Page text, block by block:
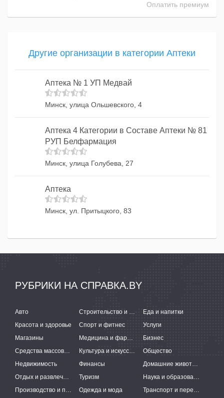
Оплатить премиум
Другие организации в категории Аптеки
Аптека № 1 УП Медвай
Минск, улица Ольшевского, 4
Аптека 4 Категории в Составе Аптеки № 81
РУП Белфармация
Минск, улица Голубева, 27
Аптека
Минск, ул. Притыцкого, 83
РУБРИКИ НА СПРАВКА.BY
Авто Строительство и ремонт
Еда и напитки
Красота и здоровье
Спорт и фитнес
Услуги
Магазины
Медицина и фармацевтика
Бизнес
Средства массовой информации
Культура и искусство
Общество
Недвижимость
Финансы
Домашние животные
Отдых и развлечения
Туризм
Наука и образование
Производство и поставки
Одежда и мода Транспорт и перевозки